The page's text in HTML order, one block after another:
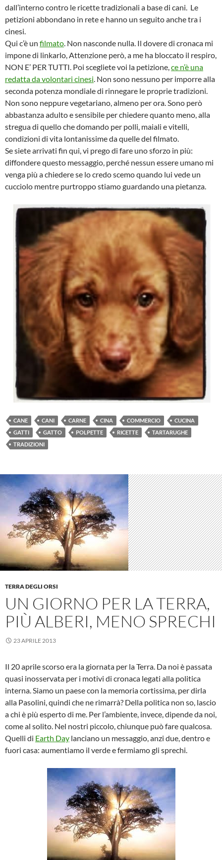
dall’interno contro le ricette tradizionali a base di cani. Le
petizioni abbondano in rete e hanno un seguito anche tra i
cinesi.
Qui c’è un filmato. Non nasconde nulla. Il dovere di cronaca mi
impone di linkarlo, Attenzione però, a me ha bloccato il respiro,
NON E’ PER TUTTI. Poi scegliete voi la petizione,ce n’è una
redatta da volontari cinesi. Non sono nessuno per imporre alla
seconda potenza mondiale di rinnegare le proprie tradizioni.
Non sono neppure vegetariano, almeno per ora. Sono però
abbastanza adulto e sensibile per chiedere quanto meno, alla
stregua di quello che domando per polli, maiali e vitelli,
condizioni di vita lontanissime da quelle del filmato.
Se siete arrivati fin qui, vi prego di fare uno sforzo in più:
diffondere questo messaggio, perché nessun essere umano mi
venga più a chiedere se lo credo scemo quando lui vede un
cucciolo mentre purtroppo stiamo guardando una pietanza.
CANE CANI CARNE CINA COMMERCIO
CUCINA
GATTI
GATTO POLPETTE RICETTE
TARTARUGHE
TRADIZIONI
TERRA DEGLI ORSI
UN GIORNO PER LA TERRA,
PIÙ ALBERI, MENO SPRECHI
23 APRILE 2013
Il 20 aprile scorso era la giornata per la Terra. Da noi è passata
quasi inosservata per i motivi di cronaca legati alla politica
interna. Siamo un paese con la memoria cortissima, per dirla
alla Pasolini, quindi che ne rimarrà? Della politica non so, lascio
a chi è più esperto di me. Per l’ambiente, invece, dipende da noi,
come al solito. Nel nostri piccolo, chiunque può fare qualcosa.
Quelli di Earth Day lanciano un messaggio, anzi due, dentro e
fuori casa: aumentiamo il verde e fermiamo gli sprechi.